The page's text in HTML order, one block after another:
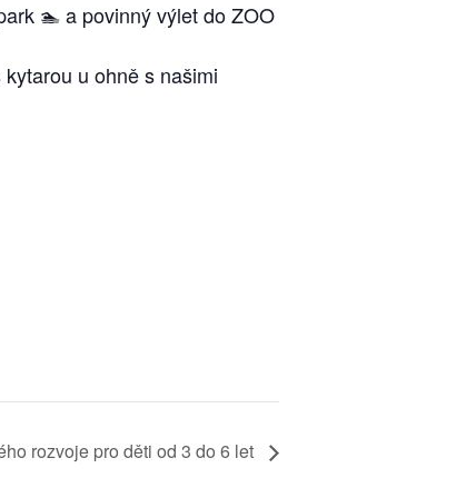
🏊 a povinný výlet do ZOO
u ohně s našimi
rozvoje pro děti od 3 do 6 let